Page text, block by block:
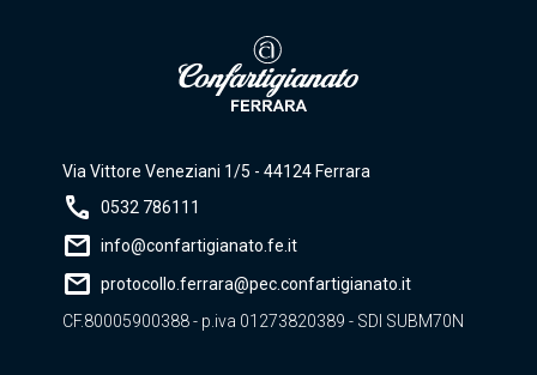
Via Vittore Veneziani 1/5 - 44124 Ferrara
call 0532 786111
mail info@confartigianato.fe.it
mail protocollo.ferrara@pec.confartigianato.it
CF.80005900388 - p.iva 01273820389 - SDI SUBM70N